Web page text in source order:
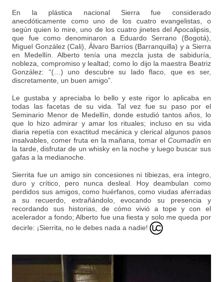
En la plástica nacional Sierra fue considerado
anecdóticamente como uno de los cuatro evangelistas, o
según quien lo mire, uno de los cuatro jinetes del Apocalipsis,
que fue como denominaron a Eduardo Serrano (Bogotá),
Miguel González (Cali), Álvaro Barrios (Barranquilla) y a Sierra
en Medellín. Alberto tenía una mezcla justa de sabiduría,
nobleza, compromiso y lealtad; como lo dijo la maestra Beatriz
González: “(…) uno descubre su lado flaco, que es ser,
discretamente, un buen amigo”.
Le gustaba y apreciaba lo bello y este rigor lo aplicaba en
todas las facetas de su vida. Tal vez fue su paso por el
Seminario Menor de Medellín, donde estudió tantos años, lo
que lo hizo admirar y amar los rituales; incluso en su vida
diaria repetía con exactitud mecánica y clerical algunos pasos
insalvables, comer fruta en la mañana, tomar el Coumadín en
la tarde, disfrutar de un whisky en la noche y luego buscar sus
gafas a la medianoche.
Sierrita fue un amigo sin concesiones ni tibiezas, era íntegro,
duro y crítico, pero nunca desleal. Hoy deambulan como
perdidos sus amigos, como huérfanos, como viudas aferradas
a su recuerdo, extrañándolo, evocando su presencia y
recordando sus historias, de cómo vivió a tope y con el
acelerador a fondo; Alberto fue una fiesta y solo me queda por
decirle: ¡Sierrita, no le debes nada a nadie!